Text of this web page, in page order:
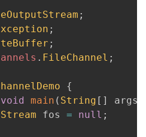
;
;
;
. FileChannel ;
{
void main ( String [ ] args
fos = null ;